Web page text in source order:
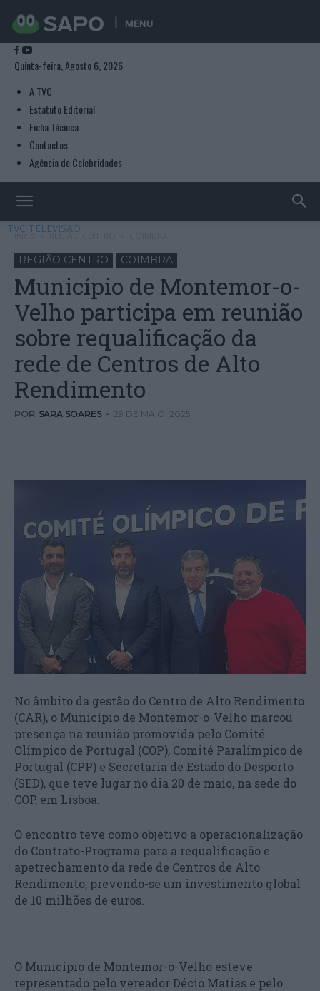
MENU
Quinta-feira, Agosto 6, 2026
A TVC
Estatuto Editorial
Ficha Técnica
Contactos
Agência de Celebridades
TVC TELEVISÃO
Início REGIÃO CENTRO
REGIÃO CENTRO COIMBRA
Município de Montemor-o-
Velho participa em reunião
sobre requalificação da
rede de Centros de Alto
Rendimento
POR SARA SOARES - 29 DE MAIO, 2025
No âmbito da gestão do Centro de Alto Rendimento
(CAR), o Município de Montemor-o-Velho marcou
presença na reunião promovida pelo Comité
Olímpico de Portugal (COP), Comité Paralímpico de
Portugal (CPP) e Secretaria de Estado do Desporto
(SED), que teve lugar no dia 20 de maio, na sede do
COP, em Lisboa.
O encontro teve como objetivo a operacionalização
do Contrato-Programa para a requalificação e
apetrechamento da rede de Centros de Alto
Rendimento, prevendo-se um investimento global
de 10 milhões de euros.
O Município de Montemor-o-Velho esteve
representado pelo vereador Décio Matias e pelo